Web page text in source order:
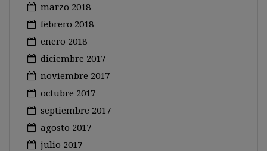
marzo 2018
febrero 2018
enero 2018
diciembre 2017
noviembre 2017
octubre 2017
septiembre 2017
agosto 2017
julio 2017